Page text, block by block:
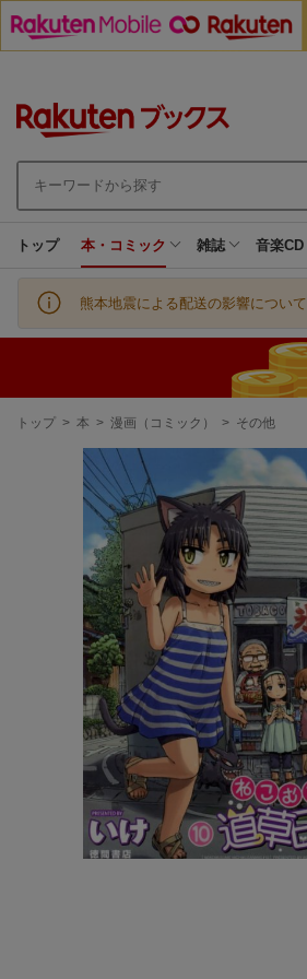
トップ 本・コミック 雑誌 音楽CD
熊本地震による配送の影響について
現
トップ > 本 > 漫画（コミック） > その他